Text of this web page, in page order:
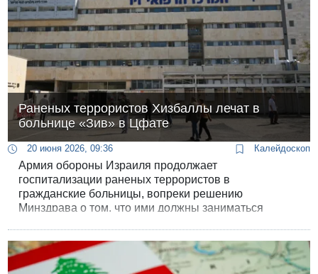
Раненых террористов Хизбаллы лечат в
больнице «Зив» в Цфате
20 июня 2026, 09:36 Калейдоскоп
Армия обороны Израиля продолжает
госпитализации раненых террористов в
гражданские больницы, вопреки решению
Минздрава о том, что ими должны заниматься